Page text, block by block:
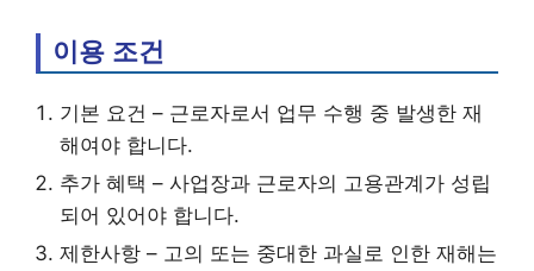
이용 조건
기본 요건 – 근로자로서 업무 수행 중 발생한 재
해여야 합니다.
추가 혜택 – 사업장과 근로자의 고용관계가 성립
되어 있어야 합니다.
제한사항 – 고의 또는 중대한 과실로 인한 재해는